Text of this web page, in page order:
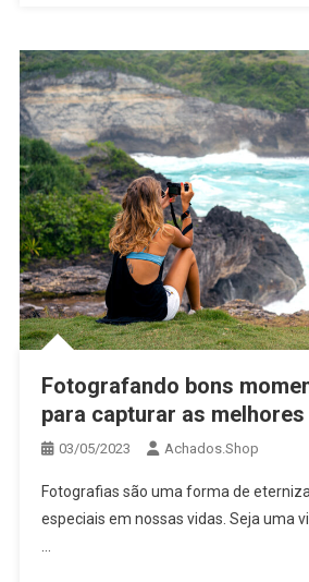
Fotografando bons
para capturar as
03/05/2023 Achados.Shop
Fotografias são uma forma de
especiais em nossas vidas. Seja uma